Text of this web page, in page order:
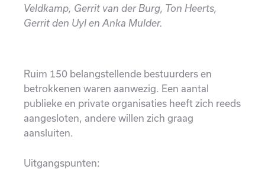
Veldkamp, Gerrit van der Burg, Ton Heerts,
Gerrit den Uyl en Anka Mulder.
Ruim 150 belangstellende bestuurders en
betrokkenen waren aanwezig. Een aantal
publieke en private organisaties heeft zich reeds
aangesloten, andere willen zich graag
aansluiten.
Uitgangspunten: